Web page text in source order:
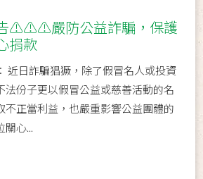
嚴防公益詐騙，保護
捐款
近日詐騙猖獗，除了假冒名人或投資
法份子更以假冒公益或慈善活動的名
不正當利益，也嚴重影響公益團體的
關心...